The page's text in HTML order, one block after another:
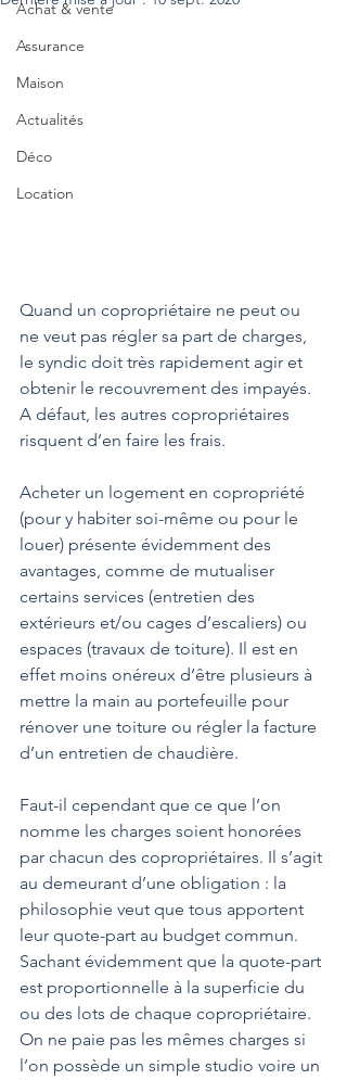
Achat & vente
Assurance
Maison
Actualités
Déco
Location
Quand un copropriétaire ne peut ou
ne veut pas régler sa part de charges,
le syndic doit très rapidement agir et
obtenir le recouvrement des impayés.
A défaut, les autres copropriétaires
risquent d’en faire les frais.
Acheter un logement en copropriété
(pour y habiter soi-même ou pour le
louer) présente évidemment des
avantages, comme de mutualiser
certains services (entretien des
extérieurs et/ou cages d’escaliers) ou
espaces (travaux de toiture). Il est en
effet moins onéreux d’être plusieurs à
mettre la main au portefeuille pour
rénover une toiture ou régler la facture
d’un entretien de chaudière.
Faut-il cependant que ce que l’on
nomme les charges soient honorées
par chacun des copropriétaires. Il s’agit
au demeurant d’une obligation : la
philosophie veut que tous apportent
leur quote-part au budget commun.
Sachant évidemment que la quote-part
est proportionnelle à la superficie du
ou des lots de chaque copropriétaire.
On ne paie pas les mêmes charges si
l’on possède un simple studio voire un